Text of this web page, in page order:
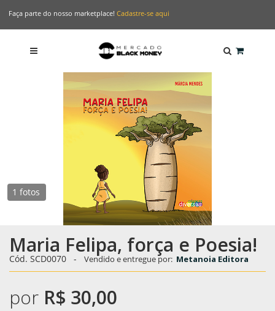
Faça parte do nosso marketplace! Cadastre-se aqui
1 fotos
Maria Felipa, força e Poesia!
Cód. SCD0070 - Vendido e entregue por: Metanoia Editora
por R$ 30,00